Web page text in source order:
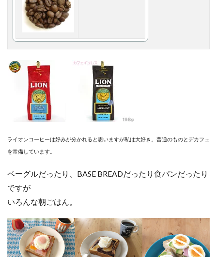
ライオンコーヒーは好みが分かれると思いますが私は大好き。普通のものとデカフェ
を常備しています。
ベーグルだったり、BASE BREADだったり食パンだったり
ですが
いろんな朝ごはん。